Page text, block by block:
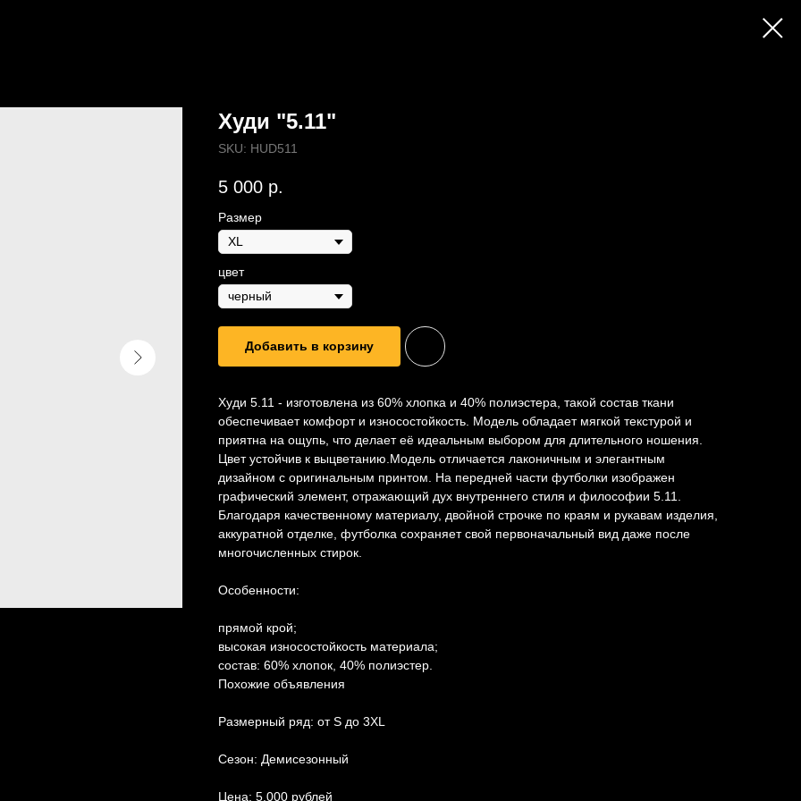
Худи "5.11"
SKU: HUD511
5 000 р.
Размер
цвет
Добавить в корзину
Худи 5.11 - изготовлена из 60% хлопка и 40% полиэстера, такой состав ткани
обеспечивает комфорт и износостойкость. Модель обладает мягкой текстурой и
приятна на ощупь, что делает её идеальным выбором для длительного ношения.
Цвет устойчив к выцветанию.Модель отличается лаконичным и элегантным
дизайном с оригинальным принтом. На передней части футболки изображен
графический элемент, отражающий дух внутреннего стиля и философии 5.11.
Благодаря качественному материалу, двойной строчке по краям и рукавам изделия,
аккуратной отделке, футболка сохраняет свой первоначальный вид даже после
многочисленных стирок.
Особенности:
прямой крой;
высокая износостойкость материала;
состав: 60% хлопок, 40% полиэстер.
Похожие объявления
Размерный ряд: от S до 3XL
Сезон: Демисезонный
Цена: 5.000 рублей